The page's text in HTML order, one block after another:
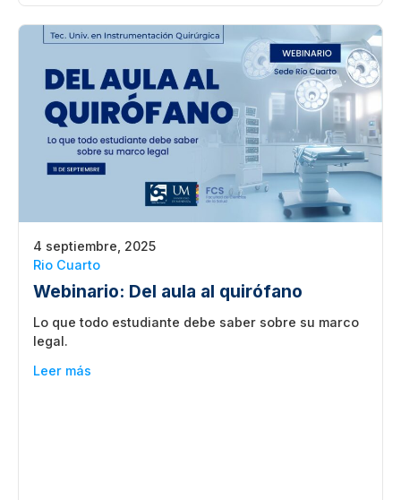
4 septiembre, 2025
Rio Cuarto
Webinario: Del aula al quirófano
Lo que todo estudiante debe saber sobre su marco
legal.
Leer más